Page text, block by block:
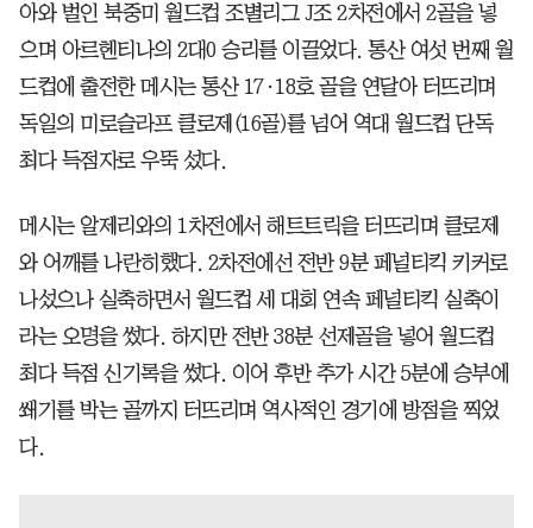
아와 벌인 북중미 월드컵 조별리그 J조 2차전에서 2골을 넣
으며 아르헨티나의 2대0 승리를 이끌었다. 통산 여섯 번째 월
드컵에 출전한 메시는 통산 17·18호 골을 연달아 터뜨리며
독일의 미로슬라프 클로제(16골)를 넘어 역대 월드컵 단독
최다 득점자로 우뚝 섰다.
메시는 알제리와의 1차전에서 해트트릭을 터뜨리며 클로제
와 어깨를 나란히했다. 2차전에선 전반 9분 페널티킥 키커로
나섰으나 실축하면서 월드컵 세 대회 연속 페널티킥 실축이
라는 오명을 썼다. 하지만 전반 38분 선제골을 넣어 월드컵
최다 득점 신기록을 썼다. 이어 후반 추가 시간 5분에 승부에
쐐기를 박는 골까지 터뜨리며 역사적인 경기에 방점을 찍었
다.